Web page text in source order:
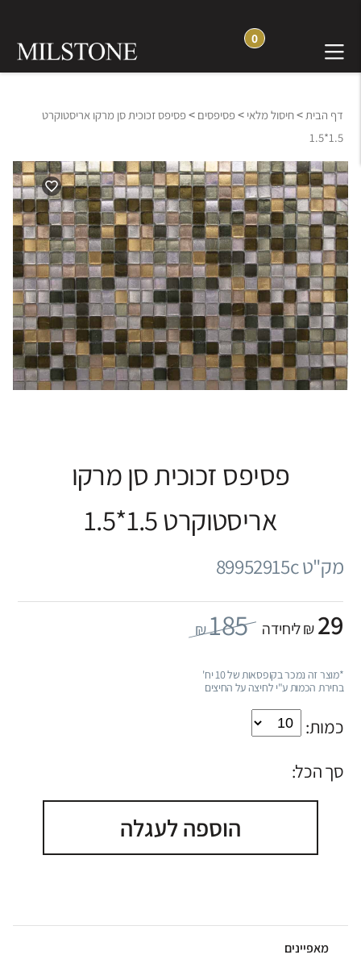
0
דף הבית>חיסול מלאי >פסיפסים >פסיפס זכוכית סן מרקו אריסטוקרט
1.5*1.5
פסיפס זכוכית סן מרקו
אריסטוקרט 1.5*1.5
מק"ט 89952915c
29₪ ליחידה 185
₪
*מוצר זה נמכר בקופסאות של 10 יח'
בחירת הכמות ע"י לחיצה על החיצים
כמות:
סך הכל:
הוספה לעגלה
מאפיינים